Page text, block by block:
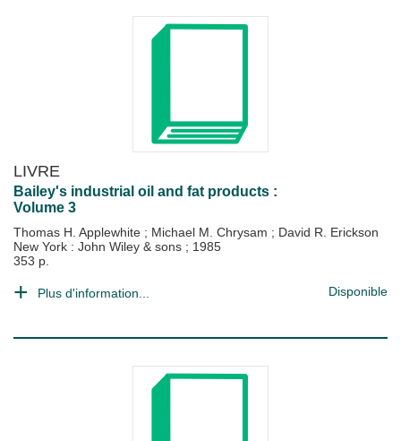
LIVRE
Bailey's industrial oil and fat products :
Volume 3
Thomas H. Applewhite ; Michael M. Chrysam ; David R. Erickson
New York : John Wiley & sons ; 1985
353 p.
Plus d'information... Disponible